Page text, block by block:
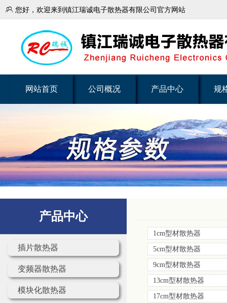
 您好，欢迎来到镇江瑞诚电子散热器有限公司官方网站
网站首页 公司概况 产品中心 规
产品中心
插片散热器
变频器散热器
模块化散热器
1cm型材散热器
5cm型材散热器
9cm型材散热器
13cm型材散热器
17cm型材散热器